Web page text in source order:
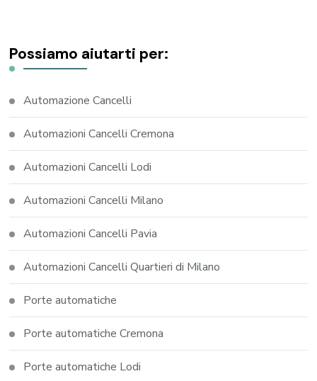
Possiamo aiutarti per:
Automazione Cancelli
Automazioni Cancelli Cremona
Automazioni Cancelli Lodi
Automazioni Cancelli Milano
Automazioni Cancelli Pavia
Automazioni Cancelli Quartieri di Milano
Porte automatiche
Porte automatiche Cremona
Porte automatiche Lodi